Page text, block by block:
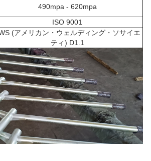
490mpa - 620mpa
ISO 9001
(アメリカン・ウェルディング・ソサイエ
ティ) D1.1